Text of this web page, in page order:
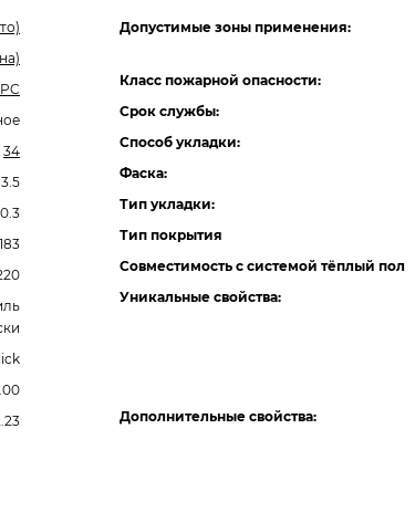
34
3.5
0.3
183
Допустимые зоны применения:
Класс пожарной опасности:
Срок службы:
Способ укладки:
Фаска:
Тип укладки:
Тип покрытия
Совместимость с системой тёплый пол
Уникальные свойства:
Дополнительные свойства: